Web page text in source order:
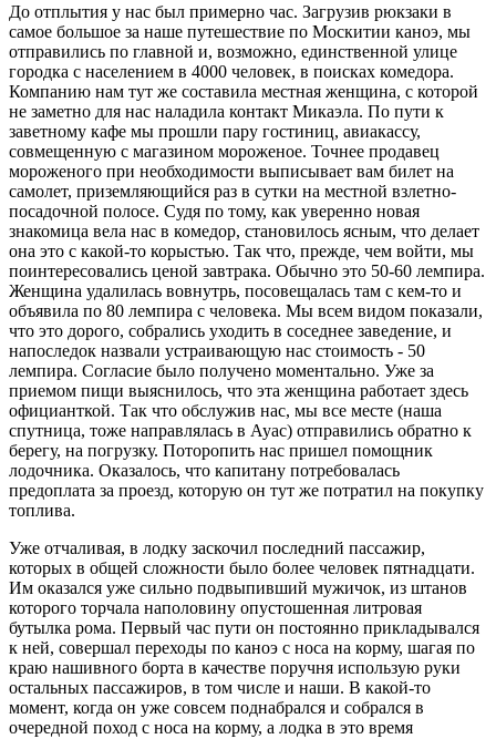
До отплытия у нас был примерно час. Загрузив рюкзаки в
самое большое за наше путешествие по Москитии каноэ, мы
отправились по главной и, возможно, единственной улице
городка с населением в 4000 человек, в поисках комедора.
Компанию нам тут же составила местная женщина, с которой
не заметно для нас наладила контакт Микаэла. По пути к
заветному кафе мы прошли пару гостиниц, авиакассу,
совмещенную с магазином мороженое. Точнее продавец
мороженого при необходимости выписывает вам билет на
самолет, приземляющийся раз в сутки на местной взлетно-
посадочной полосе. Судя по тому, как уверенно новая
знакомица вела нас в комедор, становилось ясным, что делает
она это с какой-то корыстью. Так что, прежде, чем войти, мы
поинтересовались ценой завтрака. Обычно это 50-60 лемпира.
Женщина удалилась вовнутрь, посовещалась там с кем-то и
объявила по 80 лемпира с человека. Мы всем видом показали,
что это дорого, собрались уходить в соседнее заведение, и
напоследок назвали устраивающую нас стоимость - 50
лемпира. Согласие было получено моментально. Уже за
приемом пищи выяснилось, что эта женщина работает здесь
официанткой. Так что обслужив нас, мы все месте (наша
спутница, тоже направлялась в Ауас) отправились обратно к
берегу, на погрузку. Поторопить нас пришел помощник
лодочника. Оказалось, что капитану потребовалась
предоплата за проезд, которую он тут же потратил на покупку
топлива.
Уже отчаливая, в лодку заскочил последний пассажир,
которых в общей сложности было более человек пятнадцати.
Им оказался уже сильно подвыпивший мужичок, из штанов
которого торчала наполовину опустошенная литровая
бутылка рома. Первый час пути он постоянно прикладывался
к ней, совершал переходы по каноэ с носа на корму, шагая по
краю нашивного борта в качестве поручня использую руки
остальных пассажиров, в том числе и наши. В какой-то
момент, когда он уже совсем поднабрался и собрался в
очередной поход с носа на корму, а лодка в это время